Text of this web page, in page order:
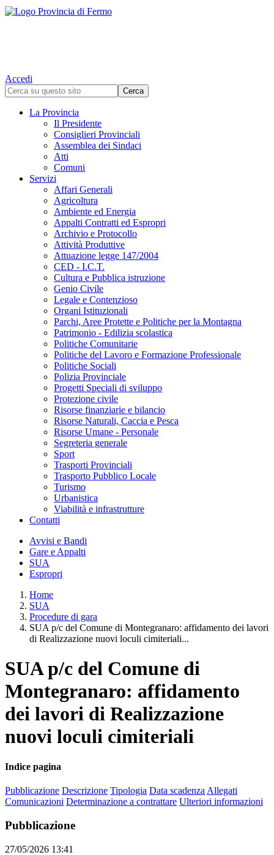
Accedi
La Provincia
Il Presidente
Consiglieri Provinciali
Assemblea dei Sindaci
Atti
Comuni
Servizi
Affari Generali
Agricoltura
Ambiente ed Energia
Appalti Contratti ed Espropri
Archivio e Protocollo
Attività Produttive
Attuazione legge 147/2004
CED - I.C.T.
Cultura e Pubblica istruzione
Genio Civile
Legale e Contenzioso
Organi Istituzionali
Parchi, Aree Protette e Politiche per la Montagna
Patrimonio - Edilizia scolastica
Politiche Comunitarie
Politiche del Lavoro e Formazione Professionale
Politiche Sociali
Polizia Provinciale
Progetti Speciali di sviluppo
Protezione civile
Risorse finanziarie e bilancio
Risorse Naturali, Caccia e Pesca
Risorse Umane - Personale
Segreteria generale
Sport
Trasporti Provinciali
Trasporto Pubblico Locale
Turismo
Urbanistica
Viabilità e infrastrutture
Contatti
Avvisi e Bandi
Gare e Appalti
SUA
Espropri
Home
SUA
Procedure di gara
SUA p/c del Comune di Montegranaro: affidamento dei lavori
di Realizzazione nuovi loculi cimiteriali...
SUA p/c del Comune di
Montegranaro: affidamento
dei lavori di Realizzazione
nuovi loculi cimiteriali
Indice pagina
Pubblicazione Descrizione Tipologia Data scadenza Allegati
Comunicazioni Determinazione a contrattare Ulteriori informazioni
Pubblicazione
27/05/2026 13:41